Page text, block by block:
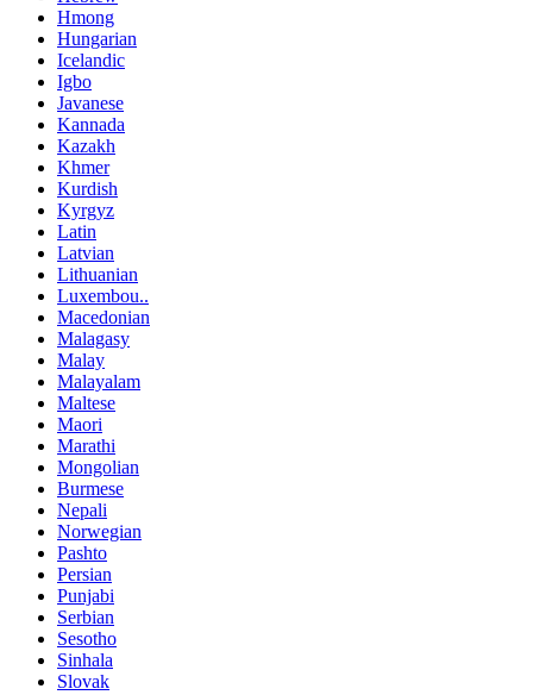
Hmong
Hungarian
Icelandic
Igbo
Javanese
Kannada
Kazakh
Khmer
Kurdish
Kyrgyz
Latin
Latvian
Lithuanian
Luxembou..
Macedonian
Malagasy
Malay
Malayalam
Maltese
Maori
Marathi
Mongolian
Burmese
Nepali
Norwegian
Pashto
Persian
Punjabi
Serbian
Sesotho
Sinhala
Slovak